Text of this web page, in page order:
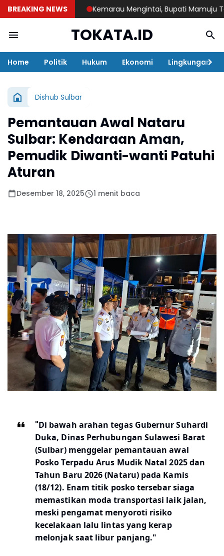
BREAKING NEWSKemarau Mengintai, Bupati Mamuju Tengah
TOKATA.ID
Home Politik Hukum Ekonomi Lingkungan
Dishub Sulbar
Pemantauan Awal Nataru
Sulbar: Kendaraan Aman,
Pemudik Diwanti-wanti Patuhi
Aturan
Desember 18, 2025 1 menit baca
"Di bawah arahan tegas Gubernur Suhardi
Duka, Dinas Perhubungan Sulawesi Barat
(Sulbar) menggelar pemantauan awal
Posko Terpadu Arus Mudik Natal 2025 dan
Tahun Baru 2026 (Nataru) pada Kamis
(18/12). Enam titik posko tersebar siaga
memastikan moda transportasi laik jalan,
meski pengamat menyoroti risiko
kecelakaan lalu lintas yang kerap
melonjak saat libur panjang."